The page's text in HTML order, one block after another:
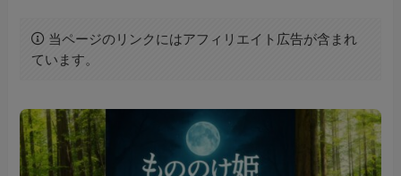
当ページのリンクにはアフィリエイト広告が含まれ
ています。